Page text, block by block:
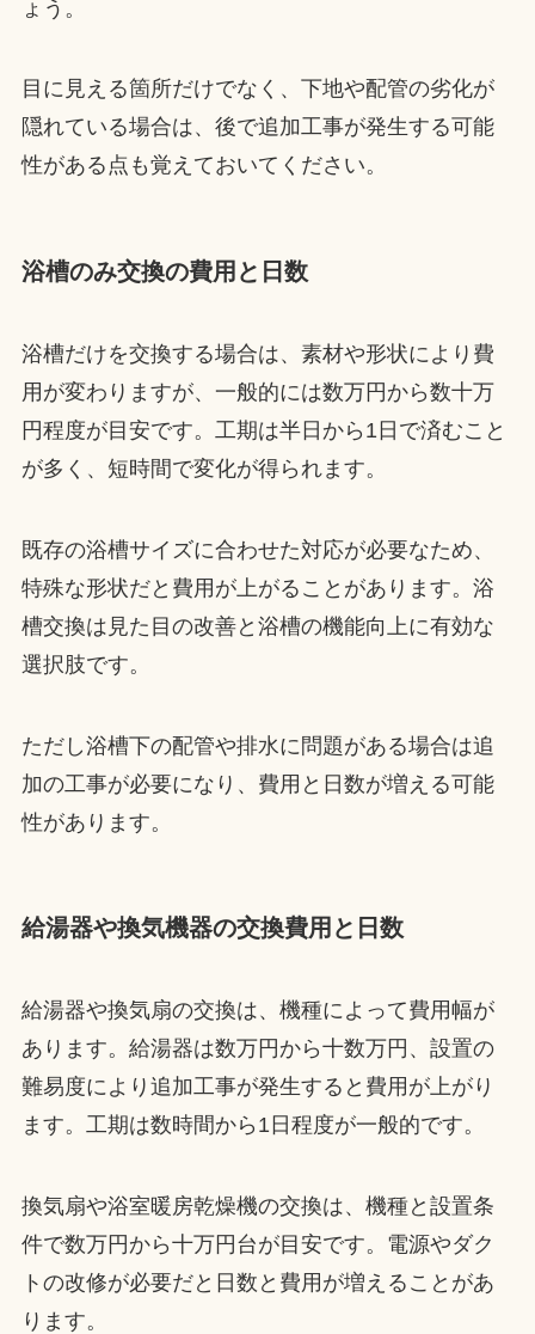
ょう。
目に見える箇所だけでなく、下地や配管の劣化が
隠れている場合は、後で追加工事が発生する可能
性がある点も覚えておいてください。
浴槽のみ交換の費用と日数
浴槽だけを交換する場合は、素材や形状により費
用が変わりますが、一般的には数万円から数十万
円程度が目安です。工期は半日から1日で済むこと
が多く、短時間で変化が得られます。
既存の浴槽サイズに合わせた対応が必要なため、
特殊な形状だと費用が上がることがあります。浴
槽交換は見た目の改善と浴槽の機能向上に有効な
選択肢です。
ただし浴槽下の配管や排水に問題がある場合は追
加の工事が必要になり、費用と日数が増える可能
性があります。
給湯器や換気機器の交換費用と日数
給湯器や換気扇の交換は、機種によって費用幅が
あります。給湯器は数万円から十数万円、設置の
難易度により追加工事が発生すると費用が上がり
ます。工期は数時間から1日程度が一般的です。
換気扇や浴室暖房乾燥機の交換は、機種と設置条
件で数万円から十万円台が目安です。電源やダク
トの改修が必要だと日数と費用が増えることがあ
ります。